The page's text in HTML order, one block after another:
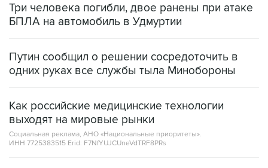
Три человека погибли, двое ранены при атаке
БПЛА на автомобиль в Удмуртии
Путин сообщил о решении сосредоточить в
одних руках все службы тыла Минобороны
Как российские медицинские технологии
выходят на мировые рынки
Социальная реклама, АНО «Национальные приоритеты».
ИНН 7725383515 Erid: F7NfYUJCUneVdTRF8PRs